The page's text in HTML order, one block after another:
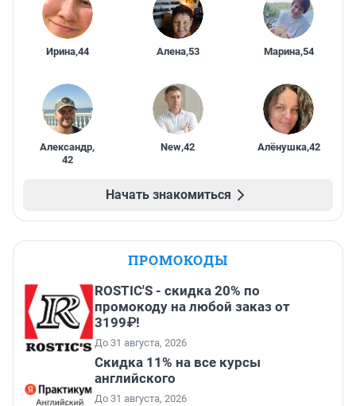
Ирина,44 Алена,53 Марина,54
Александр,
42
New,42 Алёнушка,42
Начать знакомиться
ПРОМОКОДЫ
ROSTIC'S - скидка 20% по
промокоду на любой заказ от
3199₽!
До 31 августа, 2026
Скидка 11% на все курсы
английского
До 31 августа, 2026